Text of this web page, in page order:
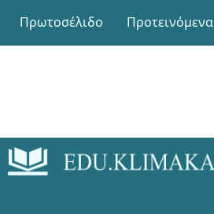
Πρωτοσέλιδο Προτεινόμενα